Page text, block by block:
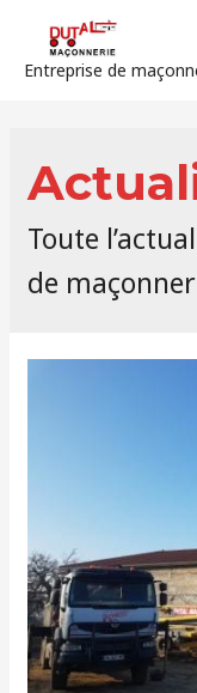
Entreprise de
Toute
de